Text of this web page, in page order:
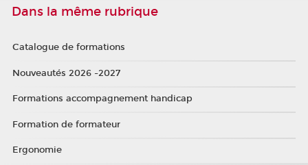
Dans la même rubrique
Catalogue de formations
Nouveautés 2026 -2027
Formations accompagnement handicap
Formation de formateur
Ergonomie